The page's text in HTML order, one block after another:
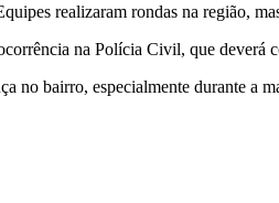
realizaram rondas na região,
na Polícia Civil, que deverá
no bairro, especialmente durante a